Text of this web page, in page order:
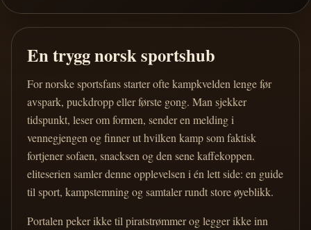
En trygg norsk sportshub
For norske sportsfans starter ofte kampkvelden lenge før
avspark, puckdropp eller første gong. Man sjekker
tidspunkt, leser om formen, sender en melding i
vennegjengen og finner ut hvilken kamp som faktisk
fortjener sofaen, snacksen og den sene kaffekoppen.
eliteserien samler denne opplevelsen i én lett side: en guide
til sport, kampstemning og samtaler rundt store øyeblikk.
Portalen peker ikke til piratstrømmer og legger ikke inn